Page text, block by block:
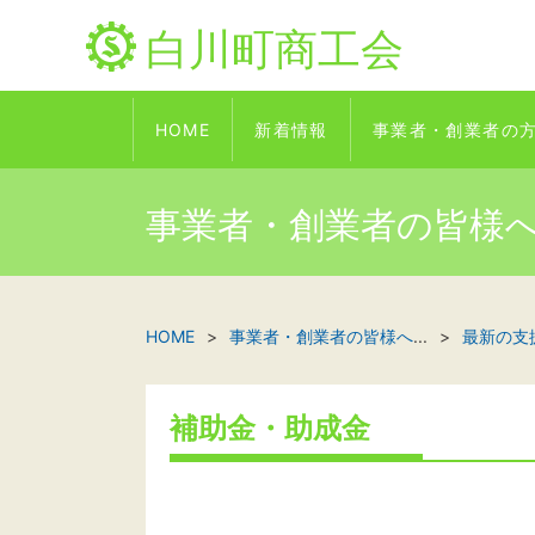
白川町商工会
HOME 新着情報 事業者・創業者の
事業者・創業者の皆様
HOME 事業者・創業者の皆様へ... 最新の支
補助金・助成金